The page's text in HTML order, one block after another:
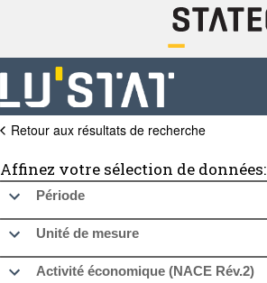
Retour aux résultats de recherche
Affinez votre sélection de données:
Période
Unité de mesure
Activité économique (NACE Rév.2)